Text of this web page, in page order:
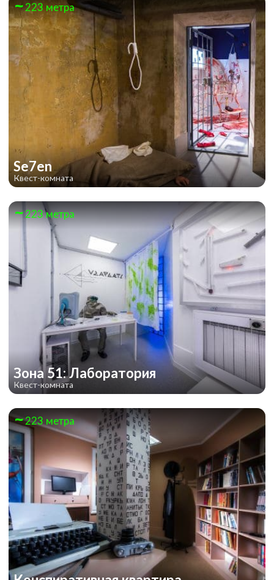
223 метра
Se7en
Квест-комната
223 метра
Зона 51: Лаборатория
Квест-комната
223 метра